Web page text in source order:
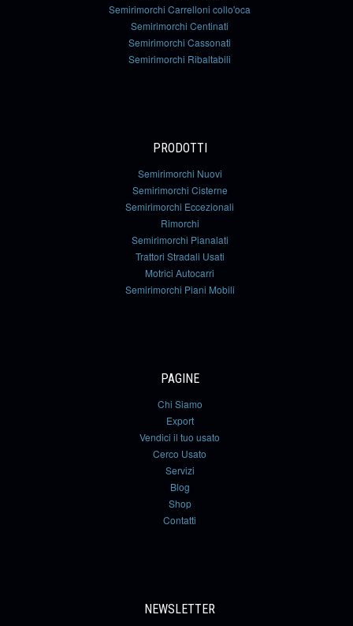
Semirimorchi Carrelloni collo'oca
Semirimorchi Centinati
Semirimorchi Cassonati
Semirimorchi Ribaltabili
PRODOTTI
Semirimorchi Nuovi
Semirimorchi Cisterne
Semirimorchi Eccezionali
Rimorchi
Semirimorchi Pianalati
Trattori Stradali Usati
Motrici Autocarri
Semirimorchi Piani Mobili
PAGINE
Chi Siamo
Export
Vendici il tuo usato
Cerco Usato
Servizi
Blog
Shop
Contatti
NEWSLETTER